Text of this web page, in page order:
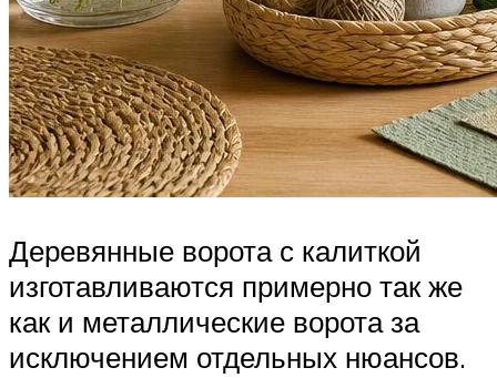
Деревянные ворота с калиткой
изготавливаются примерно так же
как и металлические ворота за
исключением отдельных нюансов.